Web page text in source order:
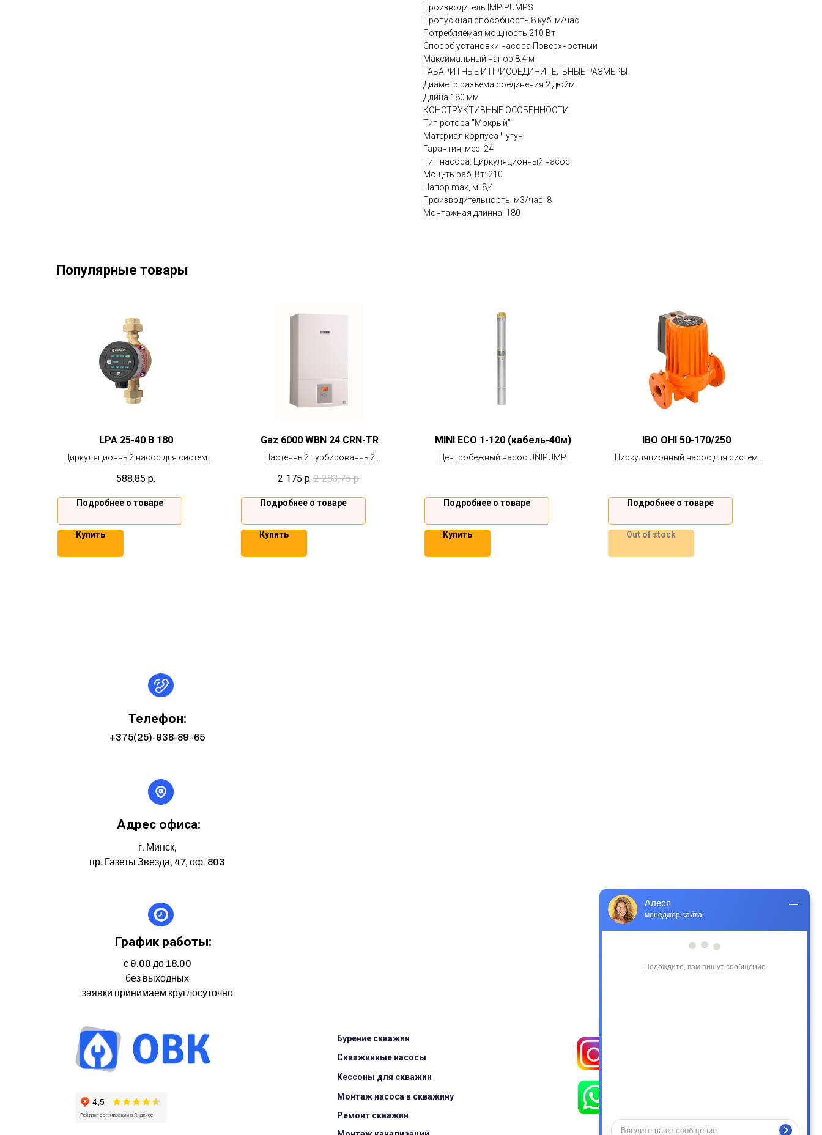
Производитель IMP PUMPS
Пропускная способность 8 куб. м/час
Потребляемая мощность 210 Вт
Способ установки насоса Поверхностный
Максимальный напор 8.4 м
ГАБАРИТНЫЕ И ПРИСОЕДИНИТЕЛЬНЫЕ РАЗМЕРЫ
Диаметр разъема соединения 2 дюйм
Длина 180 мм
КОНСТРУКТИВНЫЕ ОСОБЕННОСТИ
Тип ротора "Мокрый"
Материал корпуса Чугун
Гарантия, мес: 24
Тип насоса: Циркуляционный насос
Мощ-ть раб, Вт: 210
Hапор max, м: 8,4
Производительность, м3/час: 8
Монтажная длинна: 180
Популярные товары
LPA 25-40 В 180
Циркуляционный насос для систем
теплого пола.
588,85 р.
Подробнее о товаре
Купить
Gaz 6000 WBN 24 CRN-TR
Настенный турбированный
котел с принудительным отводом
продуктов сгорания BOSCH
2 175 р. 2 283,75 р.
Подробнее о товаре
Купить
MINI ECO 1-120 (кабель-40м)
Центробежный насос UNIPUMP
водой. Гарантия 2 года.
Подробнее о товаре
Купить
IBO OHI 50-170/250
Циркуляционный насос для систем
Подробнее о товаре
Out of stock
Адрес офиса:
г. Минск,
пр. Газеты Звезда, 47, оф. 803
Телефон:
График работы:
+375(25)-938-89-65
с 9.00 до 18.00
без выходных
заявки принимаем круглосуточно
Бурение скважин
Скважинные насосы
Кессоны для скважин
Ремонт скважин
Монтаж насоса в скважину
Алеся
менеджер сайта
Подождите, вам пишут сообщение